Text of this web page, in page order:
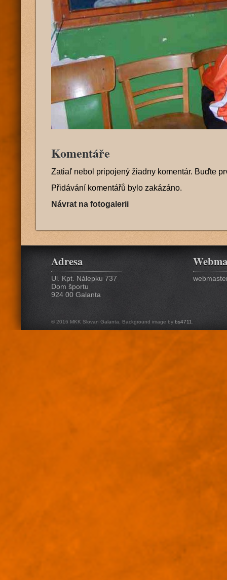
Komentáře
Zatiaľ nebol pripojený žiadny komentár. Buďte
Přidávání komentářů bylo zakázáno.
Návrat na fotogalerii
Adresa
Ul. Kpt. Nálepku 737
Dom športu
924 00 Galanta
© 2016 MKK Slovan Galanta. Background image by bs4711